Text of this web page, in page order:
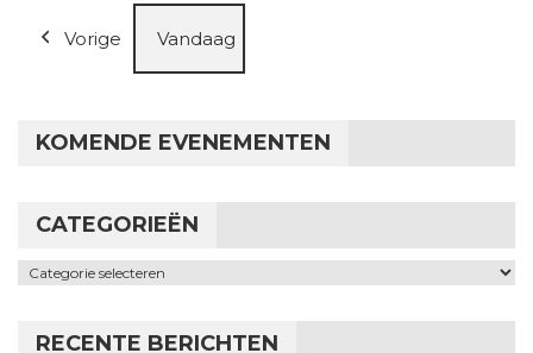
Vorige Vandaag
KOMENDE EVENEMENTEN
CATEGORIEËN
Categorieën
RECENTE BERICHTEN